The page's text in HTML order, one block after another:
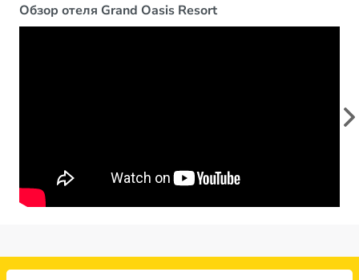
Обзор отеля Grand Oasis Resort